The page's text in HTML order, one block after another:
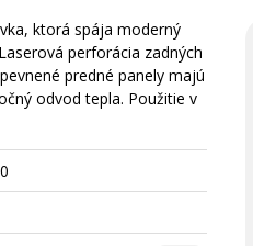
ktorá spája moderný
perforácia zadných
predné panely majú
odvod tepla. Použitie v